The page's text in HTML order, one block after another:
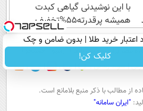
توعه
۱۴۰۴
با این نوشیدنی گیاهی کبدت
همیشه پرقدرته55%تخفیف
کلیک کن!عصرایران تماس با ما
سواد زندگی
از مطالب با ذكر منبع بلامانع است.
"ایران سامانه"